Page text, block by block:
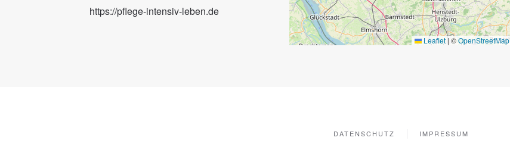
https://pflege-intensiv-leben.de
Leaflet | ©OpenStreetMap
DATENSCHUTZ IMPRESSUM